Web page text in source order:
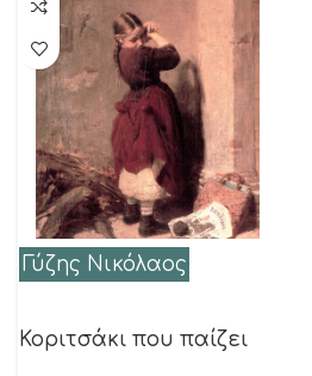
Γύζης Νικόλαος
Κοριτσάκι που παίζει